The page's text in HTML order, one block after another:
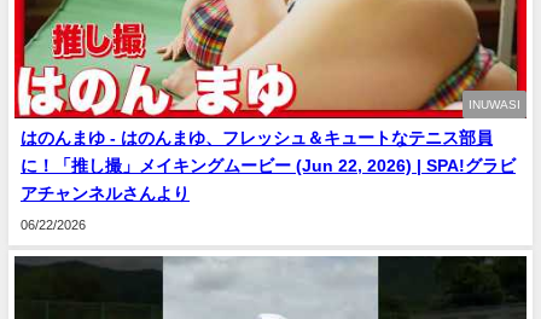
INUWASI
はのんまゆ - はのんまゆ、フレッシュ＆キュートなテニス部員
に！「推し撮」メイキングムービー (Jun 22, 2026) | SPA!グラビ
アチャンネルさんより
06/22/2026